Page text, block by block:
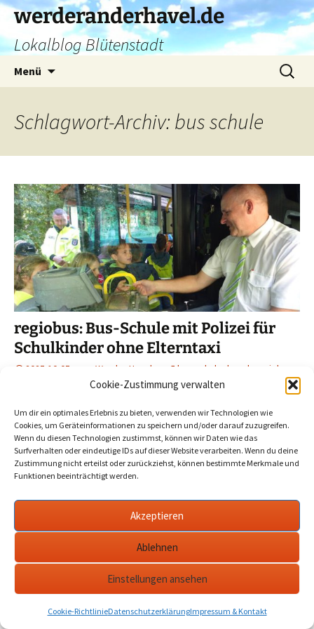
Cookie-Zustimmung verwalten
Um dir ein optimales Erlebnis zu bieten, verwenden wir Technologien wie
Cookies, um Geräteinformationen zu speichern und/oder darauf zuzugreifen.
Wenn du diesen Technologien zustimmst, können wir Daten wie das
Surfverhalten oder eindeutige IDs auf dieser Website verarbeiten. Wenn du deine
Zustimmung nicht erteilst oder zurückziehst, können bestimmte Merkmale und
Funktionen beeinträchtigt werden.
Akzeptieren
Ablehnen
Einstellungen ansehen
Cookie-RichtlinieDatenschutzerklärungImpressum & Kontakt
Zum
Inhalt
springen
werderanderhavel.de
Lokalblog Blütenstadt
Menü
Suchen
nach:
Schlagwort-Archiv: bus schule
regiobus: Bus-Schule mit Polizei für
Schulkinder ohne Elterntaxi
2025-10-05 Werder Havel bus schule havel
regiobus
Elterntaxis nerven nicht nur, sondern sind auch ein
Bärendienst für die Selbstständigkeit der so kutschierten
Kinder. Für Schüler, die ohne Elterntaxi mobil sein sollen
oder wollen, hat regiobus PM eine Bus-Schule organisiert.
Datenschutzerklärung werderanderhavel.de